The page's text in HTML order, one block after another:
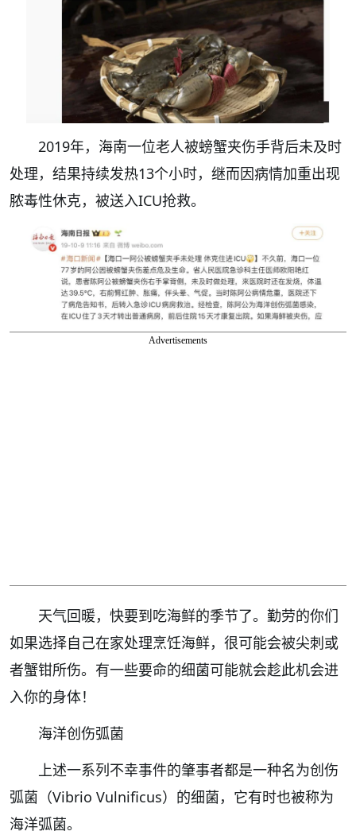
2019年，海南一位老人被螃蟹夹伤手背后未及时
处理，结果持续发热13个小时，继而因病情加重出现
脓毒性休克，被送入ICU抢救。
Advertisements
天气回暖，快要到吃海鲜的季节了。勤劳的你们
如果选择自己在家处理烹饪海鲜，很可能会被尖刺或
者蟹钳所伤。有一些要命的细菌可能就会趁此机会进
入你的身体！
海洋创伤弧菌
上述一系列不幸事件的肇事者都是一种名为创伤
弧菌（Vibrio Vulnificus）的细菌，它有时也被称为
海洋弧菌。